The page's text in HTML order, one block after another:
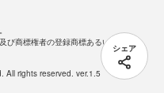
シェア
び商標権者の登録商標あるいは商標で
rights reserved. ver.1.5